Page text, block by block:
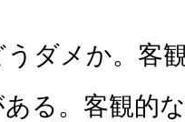
ダメか。客
る。客観的